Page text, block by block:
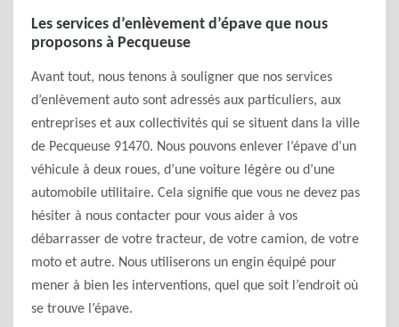
Les services d’enlèvement d’épave que nous
proposons à Pecqueuse
Avant tout, nous tenons à souligner que nos services
d’enlèvement auto sont adressés aux particuliers, aux
entreprises et aux collectivités qui se situent dans la ville
de Pecqueuse 91470. Nous pouvons enlever l’épave d’un
véhicule à deux roues, d’une voiture légère ou d’une
automobile utilitaire. Cela signifie que vous ne devez pas
hésiter à nous contacter pour vous aider à vos
débarrasser de votre tracteur, de votre camion, de votre
moto et autre. Nous utiliserons un engin équipé pour
mener à bien les interventions, quel que soit l’endroit où
se trouve l’épave.